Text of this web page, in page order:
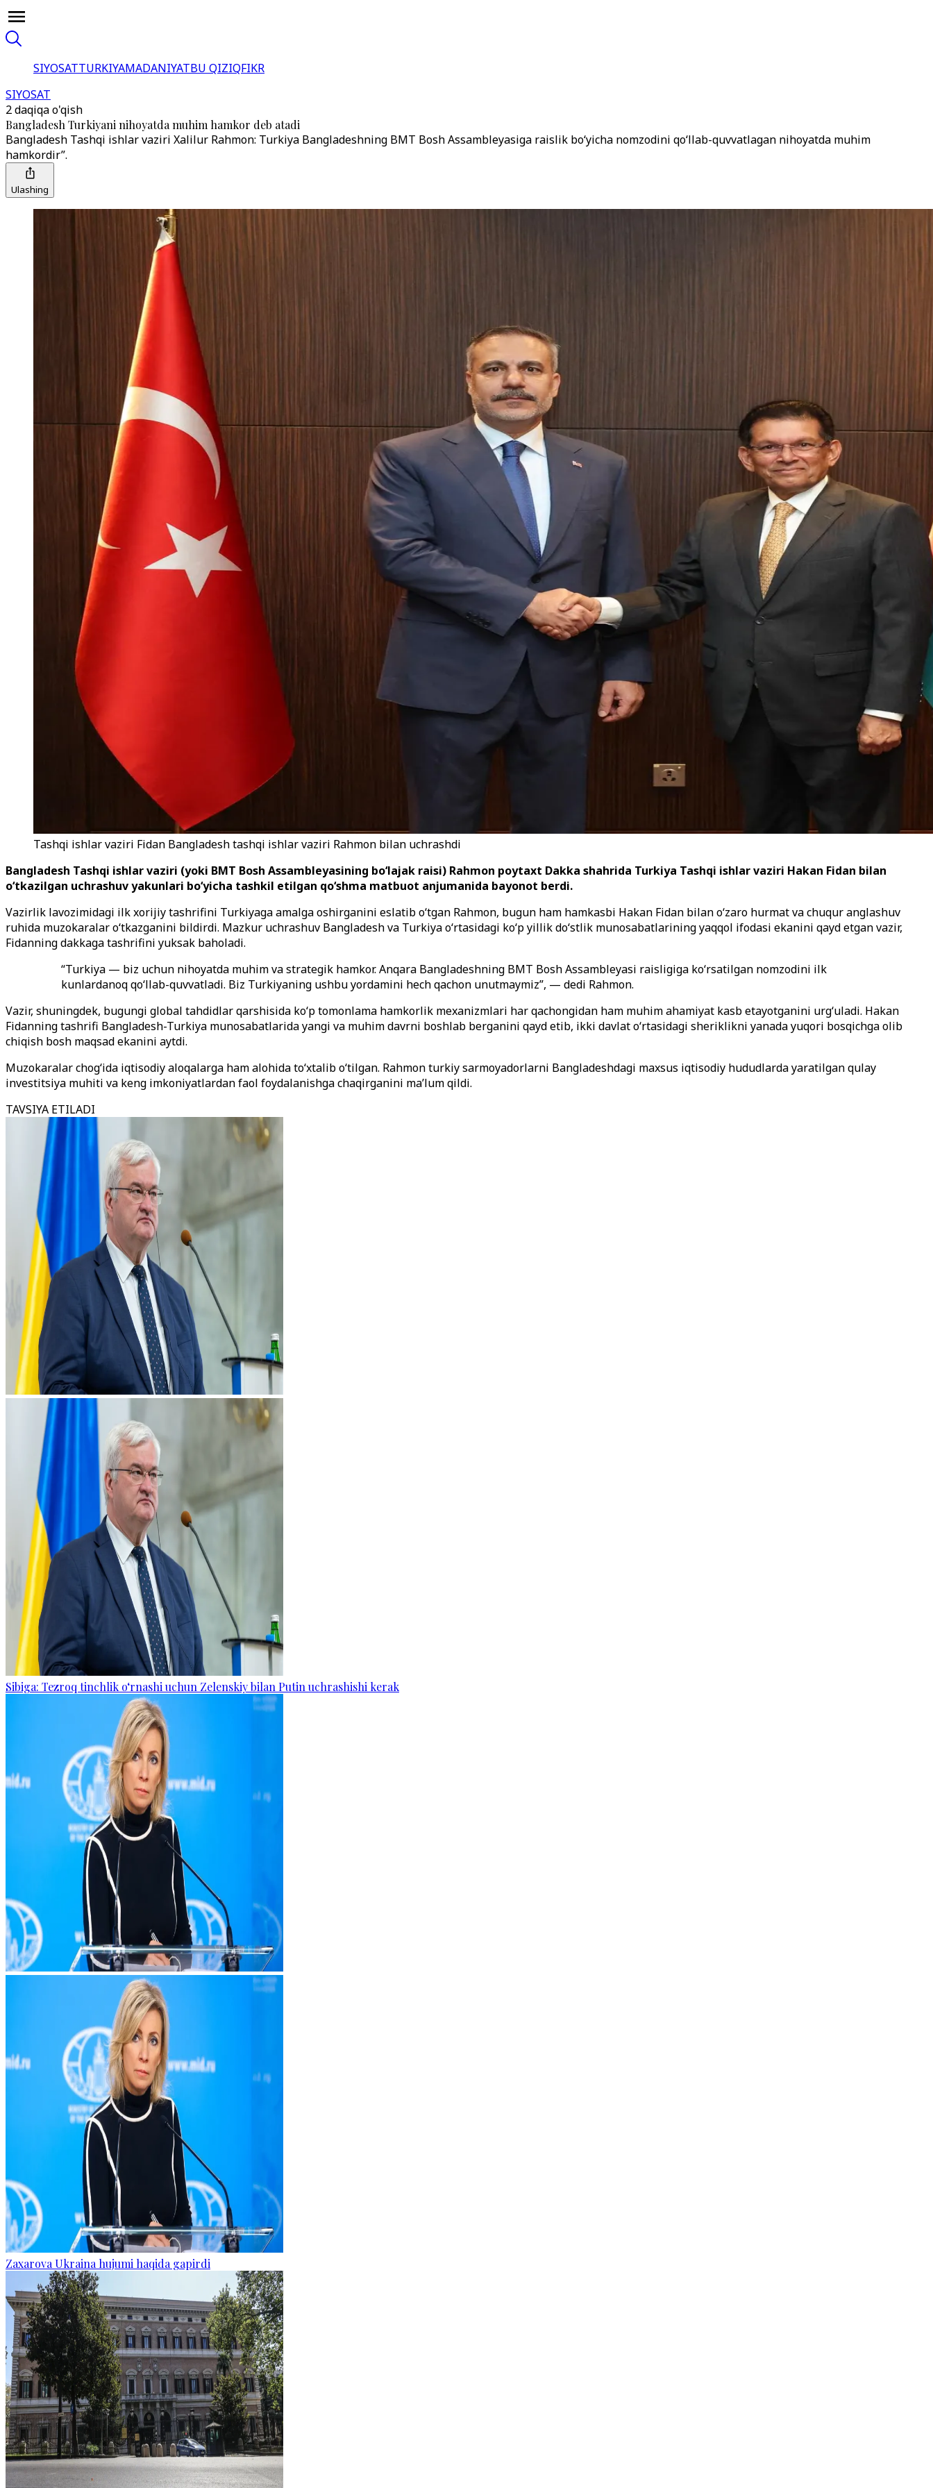
SIYOSATTURKIYAMADANIYATBU QIZIQFIKR
SIYOSAT
2 daqiqa o'qish
Bangladesh Turkiyani nihoyatda muhim hamkor deb atadi
Bangladesh Tashqi ishlar vaziri Xalilur Rahmon: Turkiya Bangladeshning BMT Bosh Assambleyasiga raislik bo‘yicha nomzodini qo‘llab-quvvatlagan nihoyatda muhim
hamkordir”.
Ulashing
Tashqi ishlar vaziri Fidan Bangladesh tashqi ishlar vaziri Rahmon bilan uchrashdi
Bangladesh Tashqi ishlar vaziri (yoki BMT Bosh Assambleyasining bo‘lajak raisi) Rahmon poytaxt Dakka shahrida Turkiya Tashqi ishlar vaziri Hakan Fidan bilan
o‘tkazilgan uchrashuv yakunlari bo‘yicha tashkil etilgan qo‘shma matbuot anjumanida bayonot berdi.
Vazirlik lavozimidagi ilk xorijiy tashrifini Turkiyaga amalga oshirganini eslatib o‘tgan Rahmon, bugun ham hamkasbi Hakan Fidan bilan o‘zaro hurmat va chuqur anglashuv
ruhida muzokaralar o‘tkazganini bildirdi. Mazkur uchrashuv Bangladesh va Turkiya o‘rtasidagi ko‘p yillik do‘stlik munosabatlarining yaqqol ifodasi ekanini qayd etgan vazir,
Fidanning dakkaga tashrifini yuksak baholadi.
“Turkiya — biz uchun nihoyatda muhim va strategik hamkor. Anqara Bangladeshning BMT Bosh Assambleyasi raisligiga ko‘rsatilgan nomzodini ilk
kunlardanoq qo‘llab-quvvatladi. Biz Turkiyaning ushbu yordamini hech qachon unutmaymiz”, — dedi Rahmon.
Vazir, shuningdek, bugungi global tahdidlar qarshisida ko‘p tomonlama hamkorlik mexanizmlari har qachongidan ham muhim ahamiyat kasb etayotganini urg‘uladi. Hakan
Fidanning tashrifi Bangladesh-Turkiya munosabatlarida yangi va muhim davrni boshlab berganini qayd etib, ikki davlat o‘rtasidagi sheriklikni yanada yuqori bosqichga olib
chiqish bosh maqsad ekanini aytdi.
Muzokaralar chog‘ida iqtisodiy aloqalarga ham alohida to‘xtalib o‘tilgan. Rahmon turkiy sarmoyadorlarni Bangladeshdagi maxsus iqtisodiy hududlarda yaratilgan qulay
investitsiya muhiti va keng imkoniyatlardan faol foydalanishga chaqirganini ma’lum qildi.
TAVSIYA ETILADI
Sibiga: Tezroq tinchlik o‘rnashi uchun Zelenskiy bilan Putin uchrashishi kerak
Zaxarova Ukraina hujumi haqida gapirdi